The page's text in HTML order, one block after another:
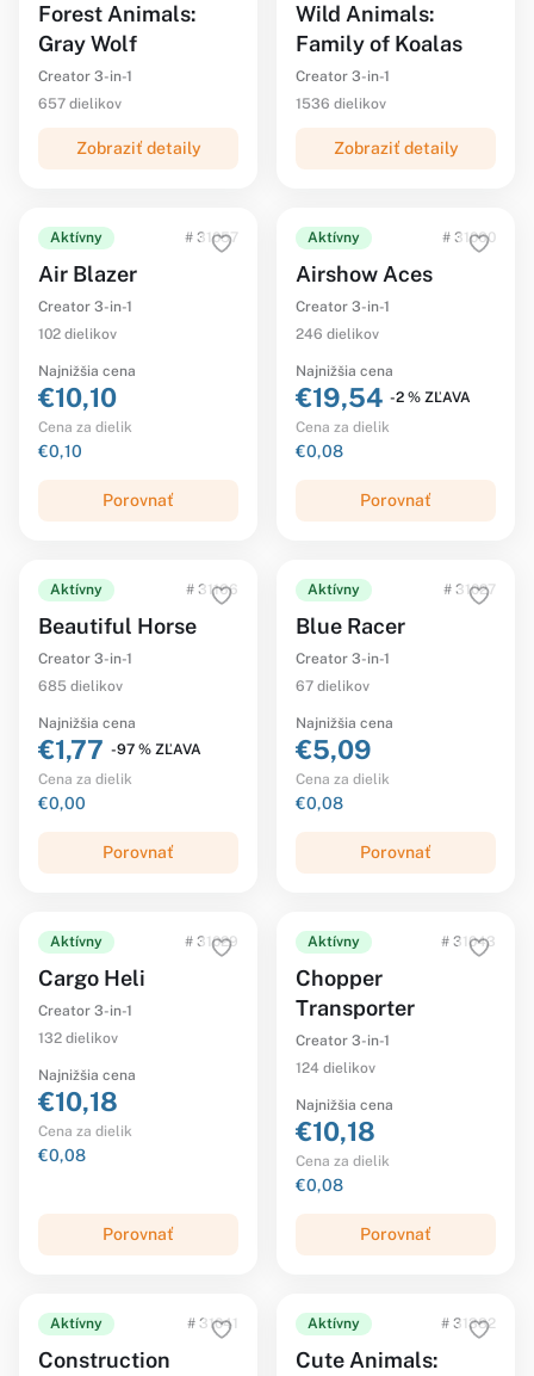
Forest Animals:
Gray Wolf
Creator 3-in-1
657 dielikov
Zobraziť detaily
Wild Animals:
Family of Koalas
Creator 3-in-1
1536 dielikov
Zobraziť detaily
Aktívny # 31057
Air Blazer
Creator 3-in-1
102 dielikov
Najnižšia cena
€10,10
Cena za dielik
€0,10
Porovnať
Aktívny # 31060
Airshow Aces
Creator 3-in-1
246 dielikov
Najnižšia cena
€19,54 -2 % ZĽAVA
Cena za dielik
€0,08
Porovnať
Aktívny # 31166
Beautiful Horse
Creator 3-in-1
685 dielikov
Najnižšia cena
€1,77 -97 % ZĽAVA
Cena za dielik
€0,00
Porovnať
Aktívny # 31027
Blue Racer
Creator 3-in-1
67 dielikov
Najnižšia cena
€5,09
Cena za dielik
€0,08
Porovnať
Aktívny # 31029
Cargo Heli
Creator 3-in-1
132 dielikov
Najnižšia cena
€10,18
Cena za dielik
€0,08
Porovnať
Aktívny # 31043
Chopper
Transporter
Creator 3-in-1
124 dielikov
Najnižšia cena
€10,18
Cena za dielik
€0,08
Porovnať
Aktívny # 31041
Construction
Aktívny # 31382
Cute Animals: